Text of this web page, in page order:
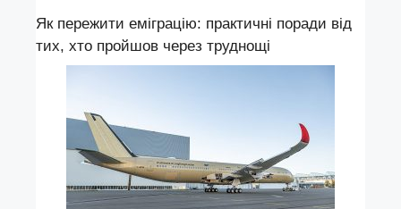
Як пережити еміграцію: практичні поради від
тих, хто пройшов через труднощі